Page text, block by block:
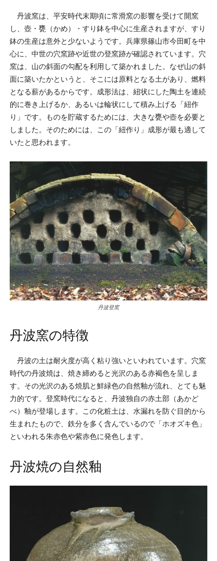
丹波窯は、平安時代末期頃に常滑窯の影響を受けて開窯
し、壺・甕（かめ）・すり鉢を中心に生産されますが、すり
鉢の生産は意外と少ないようです。兵庫県篠山市今田町を中
心に、中世の穴窯跡や近世の登窯跡が確認されています。穴
窯は、山の斜面の勾配を利用して築かれました。なぜ山の斜
面に築いたかというと、そこには原料となる土があり、燃料
となる薪があるからです。成形法は、紐状にした陶土を連続
的に巻き上げるか、あるいは輪状にして積み上げる「紐作
り」です。ものを貯蔵するためには、大きな甕や壺を必要と
しました。そのためには、この「紐作り」成形が最も適して
いたと思われます。
丹波登窯
丹波窯の特徴
丹波の土は耐火度が高く粘り強いといわれています。穴窯
時代の丹波焼は、焼き締めると光沢のある赤褐色を呈しま
す。その光沢のある焼肌と鮮緑色の自然釉が流れ、とても魅
力的です。登窯時代になると、丹波独自の赤土部（あかど
べ）釉が登場します。この化粧土は、水漏れを防ぐ目的から
生まれたもので、鉄分を多く含んでいるので「ホオズキ色」
といわれる朱赤色や紫赤色に発色します。
丹波焼の自然釉